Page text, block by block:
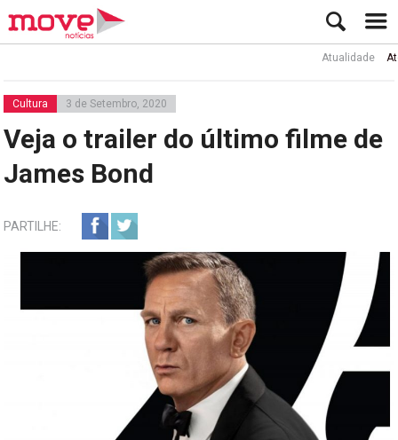
Atualidade Ator
Cultura 3 de Setembro, 2020
Veja o trailer do último filme de
James Bond
PARTILHE: